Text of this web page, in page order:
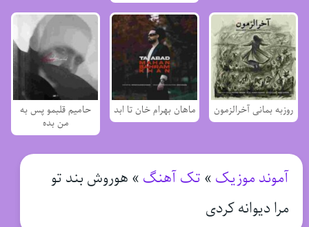
روزبه بمانی آخرالزمون ماهان بهرام خان تا ابد
حامیم قلبمو پس به
من بده
آموند موزیک » تک آهنگ » هوروش بند تو
مرا دیوانه کردی